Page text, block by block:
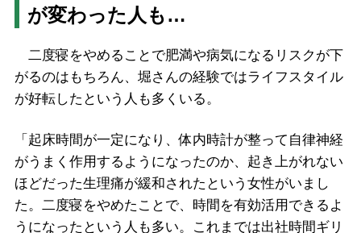
が変わった人も…
二度寝をやめることで肥満や病気になるリスクが下
がるのはもちろん、堀さんの経験ではライフスタイル
が好転したという人も多くいる。
「起床時間が一定になり、体内時計が整って自律神経
がうまく作用するようになったのか、起き上がれない
ほどだった生理痛が緩和されたという女性がいまし
た。二度寝をやめたことで、時間を有効活用できるよ
うになったという人も多い。これまでは出社時間ギリ